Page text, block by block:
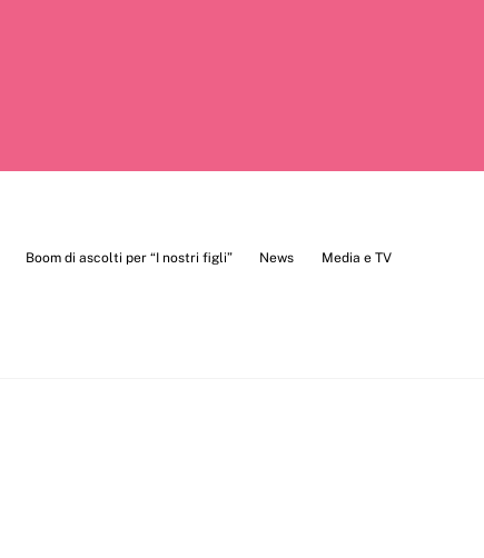
Boom di ascolti per “I nostri figli” News Media e TV